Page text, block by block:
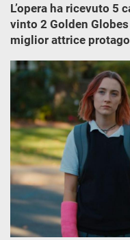
L’opera ha ricevuto 5
vinto 2 Golden
miglior attrice